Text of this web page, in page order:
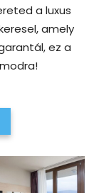
a luxus
amely
ez a